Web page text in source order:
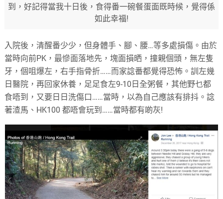
到，好記得當我十日後，食得番一碗餐蛋面既時候，覺得係
如此幸福!
入院後，清醒番少少，但身體手、腳、腰…等多處損傷。由於
當時向前PK，最慘面落地先，塊面損晒，撞親個頭，無左隻
牙，個咀爆左，右手指骨折……而家諗番都覺得恐怖。訓左幾
日醫院，再回家休養，足足食左9-10日全粥餐，其他野乜都
食唔到，又要日日洗傷口……當時，以為自己應該有排抖。諗
著渣馬、HK100 都唔會玩到……當時都有啲灰!